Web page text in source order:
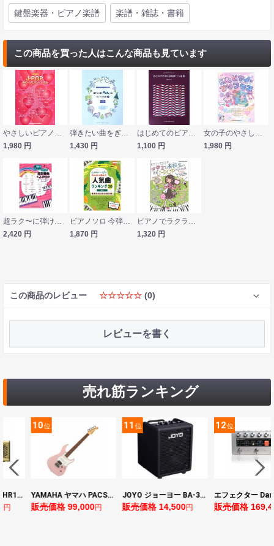
鍵盤楽器・ピアノ楽譜 楽譜・雑誌・書籍
この商品を買った人はこんな商品も見ています
1,980 円
1,430 円
1,100 円
1,980 円
2,420 円
1,870 円
1,320 円
この商品のレビュー ☆☆☆☆☆ (0)
レビューを書く
売れ筋ランキング
YAMAHA ヤマハ PACS+12 ASP Pacifica Standard Plus パシフィカスタンダードプラス エレキギター
円
11位
JOYO ジョーヨー BA-30 VIBE CUBE BLK 30W 小型ベースアンプ Bluetooth+OTGオーディオI/F搭載
販売価格 14,500円
12位
エフェクター Darkglass Electronics Anagram ベースエフェクター プリアンプ ダークグラス アナグラム
販売価格 169,400円
13位
販売価格